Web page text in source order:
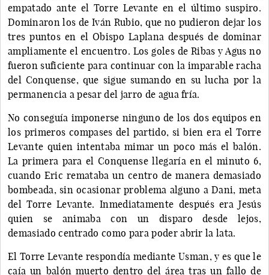
empatado ante el Torre Levante en el último suspiro.
Dominaron los de Iván Rubio, que no pudieron dejar los
tres puntos en el Obispo Laplana después de dominar
ampliamente el encuentro. Los goles de Ribas y Agus no
fueron suficiente para continuar con la imparable racha
del Conquense, que sigue sumando en su lucha por la
permanencia a pesar del jarro de agua fría.
No conseguía imponerse ninguno de los dos equipos en
los primeros compases del partido, si bien era el Torre
Levante quien intentaba mimar un poco más el balón.
La primera para el Conquense llegaría en el minuto 6,
cuando Eric remataba un centro de manera demasiado
bombeada, sin ocasionar problema alguno a Dani, meta
del Torre Levante. Inmediatamente después era Jesús
quien se animaba con un disparo desde lejos,
demasiado centrado como para poder abrir la lata.
El Torre Levante respondía mediante Usman, y es que le
caía un balón muerto dentro del área tras un fallo de